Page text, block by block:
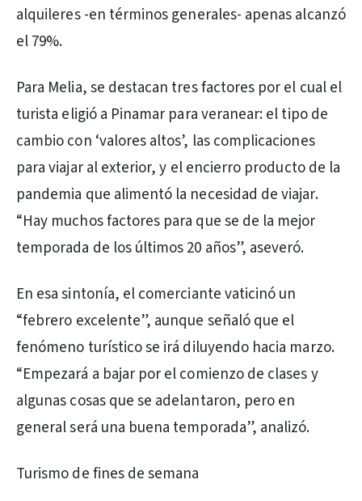
alquileres -en términos generales- apenas alcanzó
el 79%.
Para Melia, se destacan tres factores por el cual el
turista eligió a Pinamar para veranear: el tipo de
cambio con ‘valores altos’, las complicaciones
para viajar al exterior, y el encierro producto de la
pandemia que alimentó la necesidad de viajar.
“Hay muchos factores para que se de la mejor
temporada de los últimos 20 años”, aseveró.
En esa sintonía, el comerciante vaticinó un
“febrero excelente”, aunque señaló que el
fenómeno turístico se irá diluyendo hacia marzo.
“Empezará a bajar por el comienzo de clases y
algunas cosas que se adelantaron, pero en
general será una buena temporada”, analizó.
Turismo de fines de semana